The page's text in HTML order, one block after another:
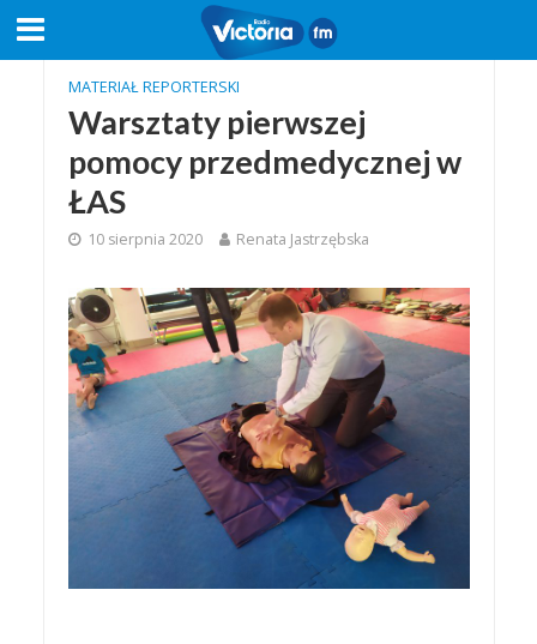
MATERIAŁ REPORTERSKI
Warsztaty pierwszej
pomocy przedmedycznej w
ŁAS
10 sierpnia 2020 Renata Jastrzębska